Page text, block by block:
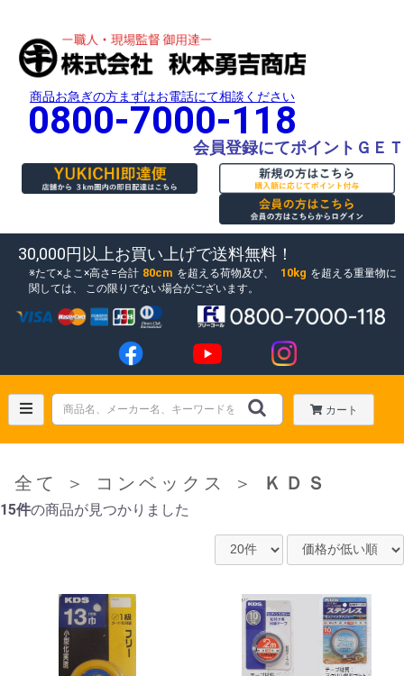
商品お急ぎの方まずはお電話にて相談ください
0800-7000-118
会員登録にてポイントＧＥＴ
30,000円以上お買い上げで送料無料！
たて×よこ×高さ=合計 80cm を超える荷物及び、 10kg を超える重量物に
関しては、
この限りでない場合がございます。
カート
全て ＞ コンベックス ＞ ＫＤＳ
15件の商品が見つかりました